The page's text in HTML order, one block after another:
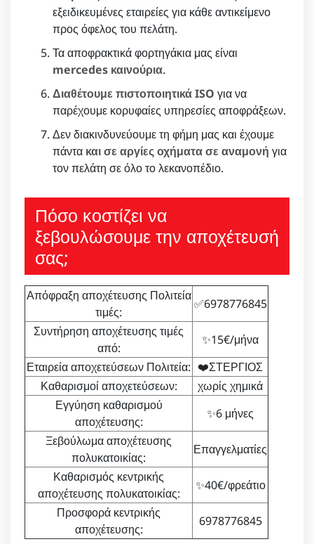
εξειδικευμένες εταιρείες για κάθε αντικείμενο
προς όφελος του πελάτη.
Τα αποφρακτικά φορτηγάκια μας είναι
mercedes καινούρια.
Διαθέτουμε πιστοποιητικά ISO για να
παρέχουμε κορυφαίες υπηρεσίες αποφράξεων.
Δεν διακινδυνεύουμε τη φήμη μας και έχουμε
πάντα και σε αργίες οχήματα σε αναμονή για
τον πελάτη σε όλο το λεκανοπέδιο.
Πόσο κοστίζει να
ξεβουλώσουμε την αποχέτευσή
σας;
Απόφραξη αποχέτευσης Πολιτεία
τιμές:
✅6978776845
Συντήρηση αποχέτευσης τιμές
από:
✨15€/μήνα
Εταιρεία αποχετεύσεων Πολιτεία: ❤️ΣΤΕΡΓΙΟΣ
Καθαρισμοί αποχετεύσεων:
χωρίς χημικά
Εγγύηση καθαρισμού
αποχέτευσης:
✨6 μήνες
Ξεβούλωμα αποχέτευσης
πολυκατοικίας:
Επαγγελματίες
Καθαρισμός κεντρικής
αποχέτευσης πολυκατοικίας:
✨40€/φρεάτιο
Προσφορά κεντρικής
αποχέτευσης:
6978776845